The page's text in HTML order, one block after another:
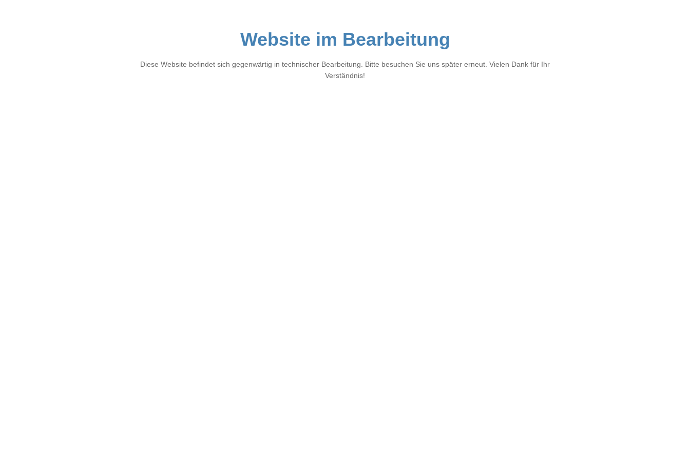
Website im Bearbeitung
Diese Website befindet sich gegenwärtig in technischer Bearbeitung. Bitte besuchen Sie uns später erneut. Vielen Dank für Ihr
Verständnis!